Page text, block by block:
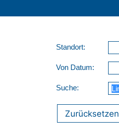
Standort:
Von Datum:
Suche:
Zurücksetzen